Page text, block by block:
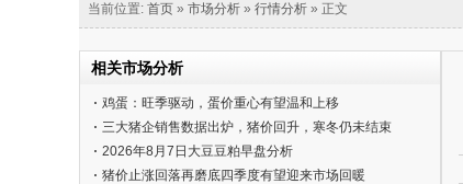
当前位置: 首页 » 市场分析 » 行情分析 » 正文
相关市场分析
鸡蛋：旺季驱动，蛋价重心有望温和上移
三大猪企销售数据出炉，猪价回升，寒冬仍未结束
2026年8月7日大豆豆粕早盘分析
猪价止涨回落再磨底四季度有望迎来市场回暖